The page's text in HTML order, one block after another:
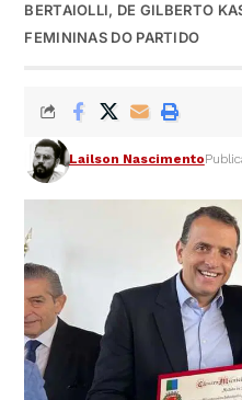
BERTAIOLLI, DE GILBERTO
FEMININAS DO PARTIDO
Lailson Nascimento